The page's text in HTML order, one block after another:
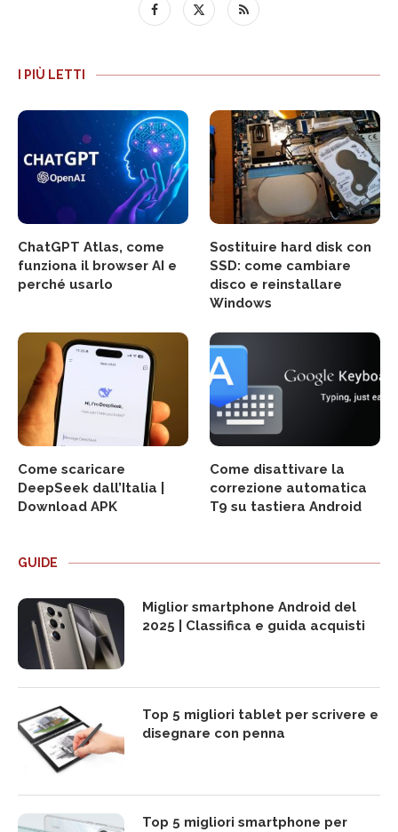
I PIÙ LETTI
ChatGPT Atlas, come
funziona il browser AI e
perché usarlo
Sostituire hard disk con
SSD: come cambiare
disco e reinstallare
Windows
Come scaricare
DeepSeek dall’Italia |
Download APK
Come disattivare la
correzione automatica
T9 su tastiera Android
GUIDE
Miglior smartphone Android del
2025 | Classifica e guida acquisti
Top 5 migliori tablet per scrivere e
disegnare con penna
Top 5 migliori smartphone per